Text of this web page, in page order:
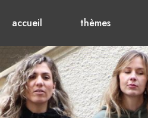
accueil thèmes